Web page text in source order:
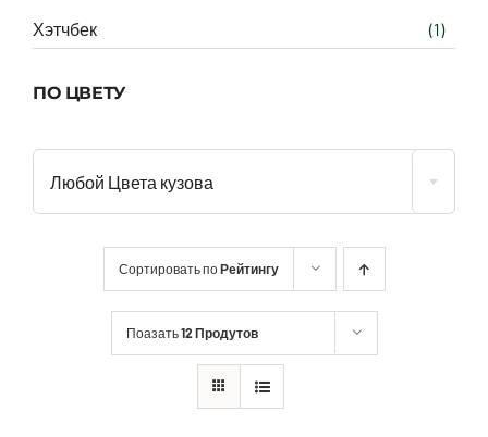
Хэтчбек (1)
ПО ЦВЕТУ
Любой Цвета кузова
Сортировать поРейтингу
Поазать12 Продутов